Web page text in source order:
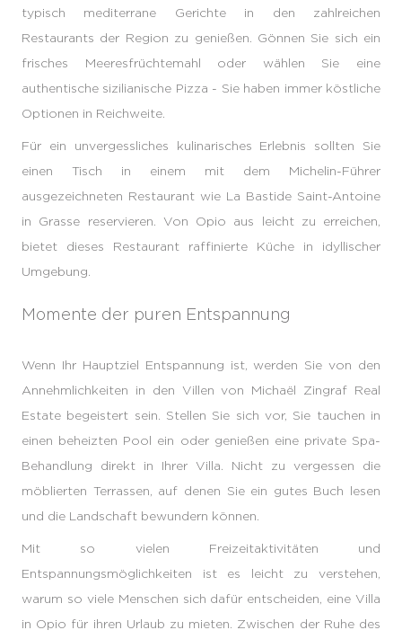
typisch mediterrane Gerichte in den zahlreichen
Restaurants der Region zu genießen. Gönnen Sie sich ein
frisches Meeresfrüchtemahl oder wählen Sie eine
authentische sizilianische Pizza - Sie haben immer köstliche
Optionen in Reichweite.
Für ein unvergessliches kulinarisches Erlebnis sollten Sie
einen Tisch in einem mit dem Michelin-Führer
ausgezeichneten Restaurant wie La Bastide Saint-Antoine
in Grasse reservieren. Von Opio aus leicht zu erreichen,
bietet dieses Restaurant raffinierte Küche in idyllischer
Umgebung.
Momente der puren Entspannung
Wenn Ihr Hauptziel Entspannung ist, werden Sie von den
Annehmlichkeiten in den Villen von Michaël Zingraf Real
Estate begeistert sein. Stellen Sie sich vor, Sie tauchen in
einen beheizten Pool ein oder genießen eine private Spa-
Behandlung direkt in Ihrer Villa. Nicht zu vergessen die
möblierten Terrassen, auf denen Sie ein gutes Buch lesen
und die Landschaft bewundern können.
Mit so vielen Freizeitaktivitäten und
Entspannungsmöglichkeiten ist es leicht zu verstehen,
warum so viele Menschen sich dafür entscheiden, eine Villa
in Opio für ihren Urlaub zu mieten. Zwischen der Ruhe des